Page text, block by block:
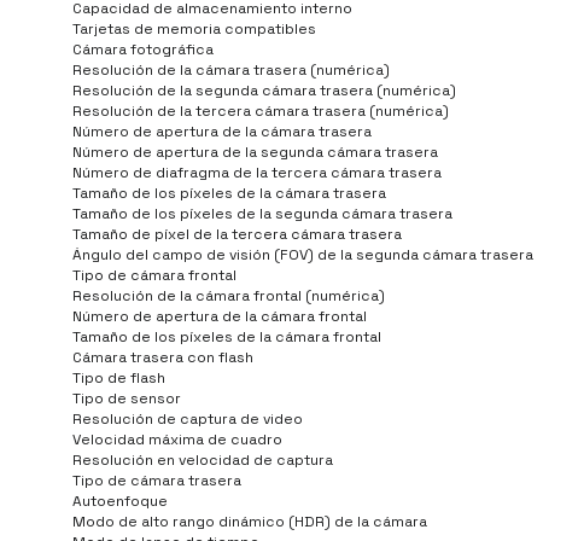
Capacidad de almacenamiento interno
Tarjetas de memoria compatibles
Cámara fotográfica
Resolución de la cámara trasera (numérica)
Resolución de la segunda cámara trasera (numérica)
Resolución de la tercera cámara trasera (numérica)
Número de apertura de la cámara trasera
Número de apertura de la segunda cámara trasera
Número de diafragma de la tercera cámara trasera
Tamaño de los píxeles de la cámara trasera
Tamaño de los píxeles de la segunda cámara trasera
Tamaño de píxel de la tercera cámara trasera
Ángulo del campo de visión (FOV) de la segunda cámara trasera
Tipo de cámara frontal
Resolución de la cámara frontal (numérica)
Número de apertura de la cámara frontal
Tamaño de los píxeles de la cámara frontal
Cámara trasera con flash
Tipo de flash
Tipo de sensor
Resolución de captura de video
Velocidad máxima de cuadro
Resolución en velocidad de captura
Tipo de cámara trasera
Autoenfoque
Modo de alto rango dinámico (HDR) de la cámara